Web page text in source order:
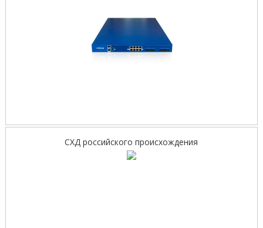
СХД российского происхождения